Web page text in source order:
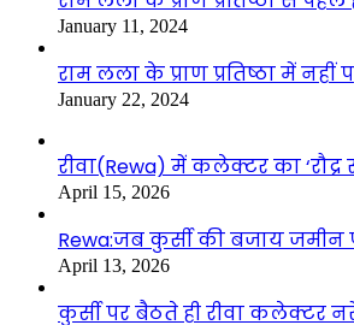
January 11, 2024
राम लला के प्राण प्रतिष्ठा में नहीं
January 22, 2024
रीवा(Rewa) में कलेक्टर का
April 15, 2026
Rewa:जब कुर्सी की बजाय
April 13, 2026
कुर्सी पर बैठते ही रीवा कलेक्टर